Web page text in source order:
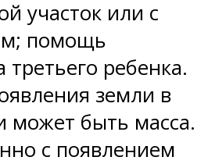
участок или с
помощь
третьего ребенка.
земли в
может быть масса.
с появлением